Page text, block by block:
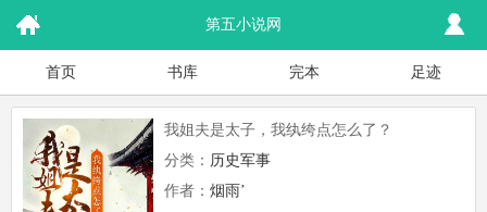
第五小说网
首页 书库 完本 足迹
我姐夫是太子，我纨绔点怎么了？
分类： 历史军事
作者： 烟雨’